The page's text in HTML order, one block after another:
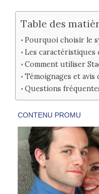
Table des
Pourquoi choisir le
Les caractéristiques
Comment utiliser
Témoignages et avis
Questions